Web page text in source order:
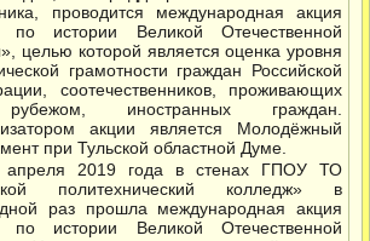
проводится международная акция
по истории Великой Отечественной
целью которой является оценка уровня
грамотности граждан Российской
соотечественников, проживающих
иностранных граждан.
акции является Молодёжный
при Тульской областной Думе.
апреля 2019 года в стенах ГПОУ ТО
политехнический колледж» в
раз прошла международная акция
по истории Великой Отечественной